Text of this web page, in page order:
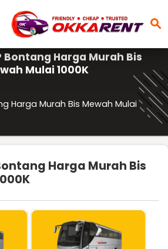
search
Bontang Harga Murah Bis
Mulai 1000K
Harga Murah Bis Mewah Mulai
Harga Murah Bis